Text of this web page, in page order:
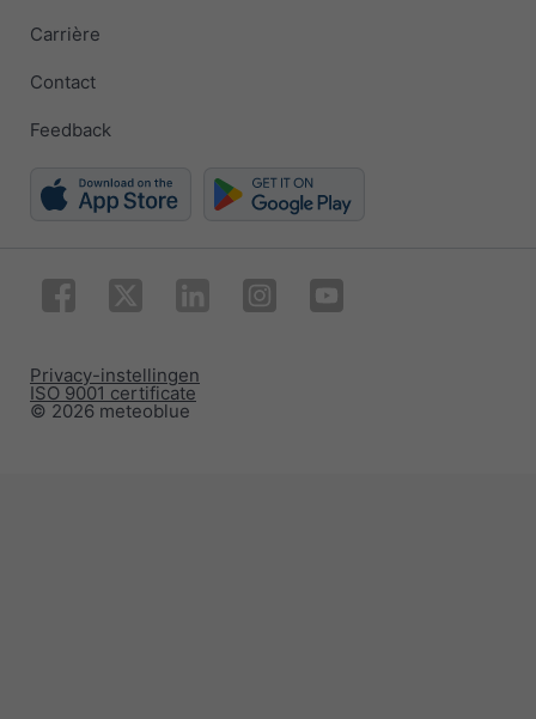
Carrière
Contact
Feedback
© 2026 meteoblue
ISO 9001 certificate
Privacy-instellingen